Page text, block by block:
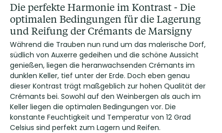
Die perfekte Harmonie im Kontrast - Die
optimalen Bedingungen für die Lagerung
und Reifung der Crémants de Marsigny
Während die Trauben nun rund um das malerische Dorf,
südlich von Auxerre gedeihen und die schöne Aussicht
genießen, liegen die heranwachsenden Crémants im
dunklen Keller, tief unter der Erde. Doch eben genau
dieser Kontrast trägt maßgeblich zur hohen Qualität der
Crémants bei. Sowohl auf den Weinbergen als auch im
Keller liegen die optimalen Bedingungen vor. Die
konstante Feuchtigkeit und Temperatur von 12 Grad
Celsius sind perfekt zum Lagern und Reifen.